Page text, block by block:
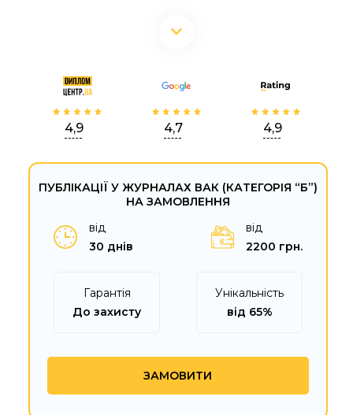
4,9 4,7 4,9
ПУБЛІКАЦІЇ У ЖУРНАЛАХ ВАК (КАТЕГОРІЯ “Б”)
НА ЗАМОВЛЕННЯ
від
30 днів
від
2200 грн.
Гарантія
До захисту
Унікальність
від 65%
ЗАМОВИТИ